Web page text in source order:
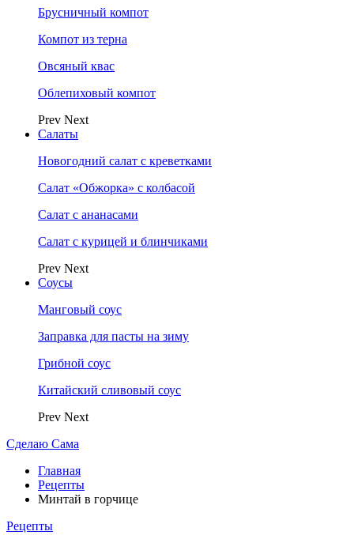
Брусничный компот
Компот из терна
Овсяный квас
Облепиховый компот
Prev Next
Салаты
Новогодний салат с креветками
Салат «Обжорка» с колбасой
Салат с ананасами
Салат с курицей и блинчиками
Prev Next
Соусы
Манговый соус
Заправка для пасты на зиму
Грибной соус
Китайский сливовый соус
Prev Next
Сделаю Сама
Главная
Рецепты
Минтай в горчице
Рецепты